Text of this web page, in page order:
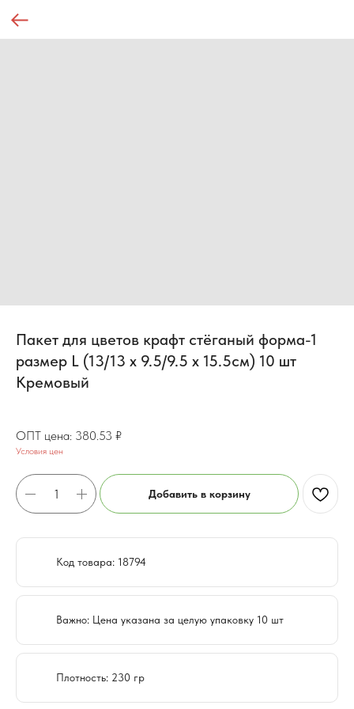
Пакет для цветов крафт стёганый форма-1
размер L (13/13 х 9.5/9.5 х 15.5см) 10 шт
Кремовый
380.53 ₽
Условия цен
Добавить в корзину
Код товара: 18794
Важно: Цена указана за целую упаковку 10 шт
Плотность: 230 гр